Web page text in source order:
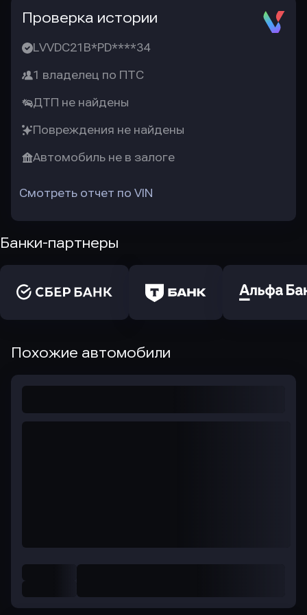
Проверка истории
LVVDC21B*PD****34
1 владелец по ПТС
ДТП не найдены
Повреждения не найдены
Автомобиль не в залоге
Смотреть отчет по VIN
Банки-партнеры
Похожие автомобили